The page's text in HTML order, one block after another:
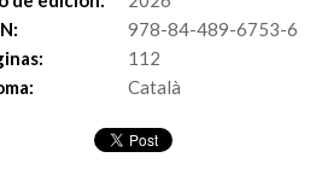
978-84-489-6753-6
112
Català